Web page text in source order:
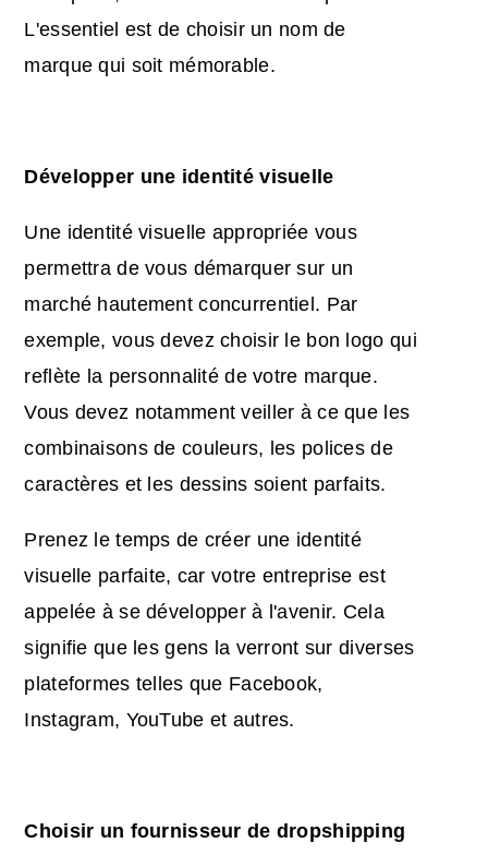
L'essentiel est de choisir un nom de
marque qui soit mémorable.
Développer une identité visuelle
Une identité visuelle appropriée vous
permettra de vous démarquer sur un
marché hautement concurrentiel. Par
exemple, vous devez choisir le bon logo qui
reflète la personnalité de votre marque.
Vous devez notamment veiller à ce que les
combinaisons de couleurs, les polices de
caractères et les dessins soient parfaits.
Prenez le temps de créer une identité
visuelle parfaite, car votre entreprise est
appelée à se développer à l'avenir. Cela
signifie que les gens la verront sur diverses
plateformes telles que Facebook,
Instagram, YouTube et autres.
Choisir un fournisseur de dropshipping